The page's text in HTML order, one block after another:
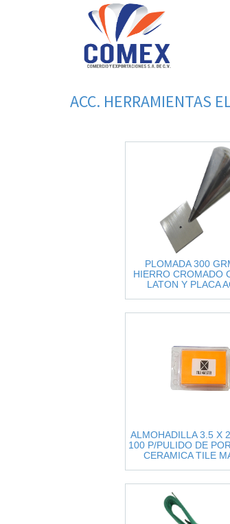
ACC. HERRAMIENTAS
PLOMADA 300
HIERRO CROMADO
LATON Y PLACA
ALMOHADILLA 3.5 X
100 P/PULIDO DE
CERAMICA TILE